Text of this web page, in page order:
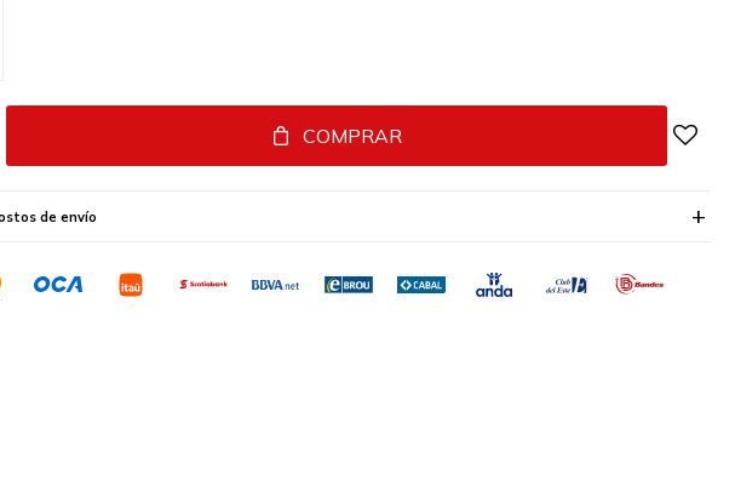
COMPRAR
de envío